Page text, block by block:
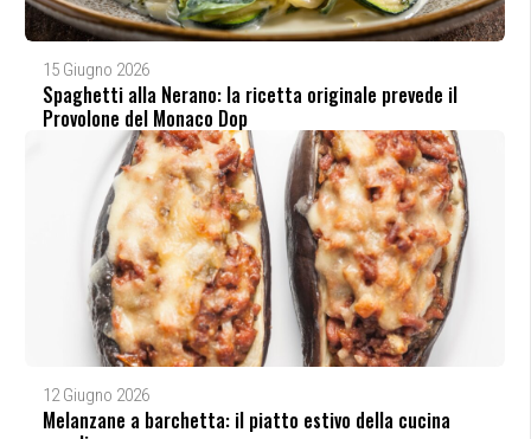
15 Giugno 2026
Spaghetti alla Nerano: la ricetta originale prevede il
Provolone del Monaco Dop
12 Giugno 2026
Melanzane a barchetta: il piatto estivo della cucina